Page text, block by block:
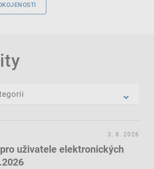
uživatele elektronických
3. 8. 2026